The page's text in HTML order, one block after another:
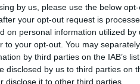
by us, please use the below
your opt-out request is
on personal information utilized by
to your opt-out. You may
by third parties on the IAB’s
disclosed by us to third parties on
disclose it to other third parties.
yra paskelbęs Lietuvos